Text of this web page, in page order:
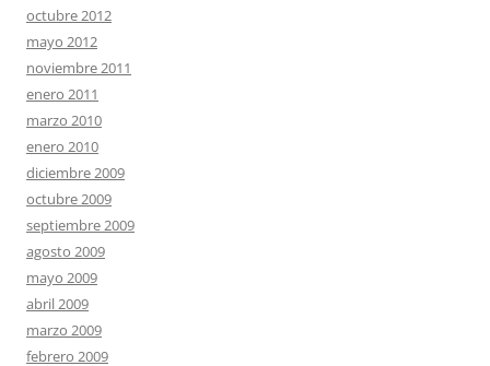
octubre 2012
mayo 2012
noviembre 2011
enero 2011
marzo 2010
enero 2010
diciembre 2009
octubre 2009
septiembre 2009
agosto 2009
mayo 2009
abril 2009
marzo 2009
febrero 2009